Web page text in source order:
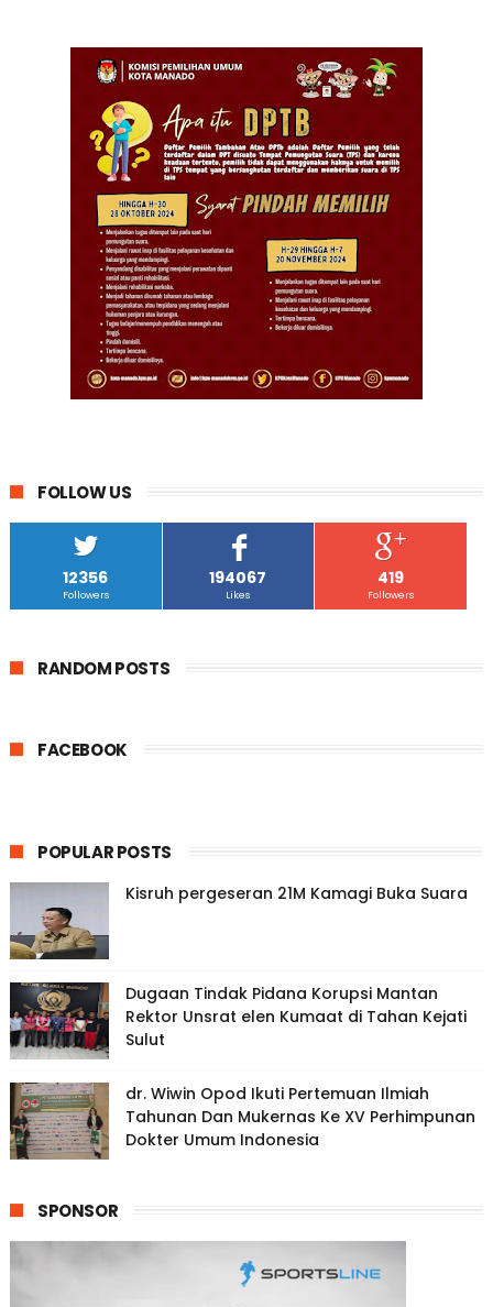
FOLLOW US
12356
Followers
194067
Likes
419
Followers
RANDOM POSTS
FACEBOOK
POPULAR POSTS
Kisruh pergeseran 21M Kamagi Buka Suara
Dugaan Tindak Pidana Korupsi Mantan
Rektor Unsrat elen Kumaat di Tahan Kejati
Sulut
dr. Wiwin Opod Ikuti Pertemuan Ilmiah
Tahunan Dan Mukernas Ke XV Perhimpunan
Dokter Umum Indonesia
SPONSOR